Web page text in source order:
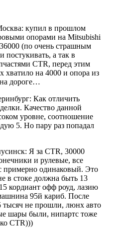
купил в прошлом
опорами на Mitsubishi
(по очень страшным
постукивать, а так в
CTR, перед этим
хватило на 4000 и опора из
дороге…
Как отличить
Качество данной
уровне, соотношение
5. Но пару раз попадал
Я за CTR, 30000
и рулевые, все
примерно одинаковый. Это
в стоке должна быть 13
кордиант офф роуд, лазию
95й кариб. После
тысяч не прошли, люнх авто
шары были, нипартс тоже
CTR)))